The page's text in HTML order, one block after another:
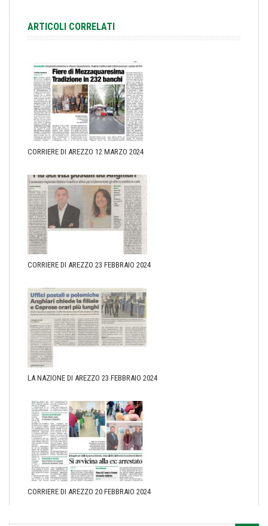
ARTICOLI CORRELATI
CORRIERE DI AREZZO 12 MARZO 2024
CORRIERE DI AREZZO 23 FEBBRAIO 2024
LA NAZIONE DI AREZZO 23 FEBBRAIO 2024
CORRIERE DI AREZZO 20 FEBBRAIO 2024